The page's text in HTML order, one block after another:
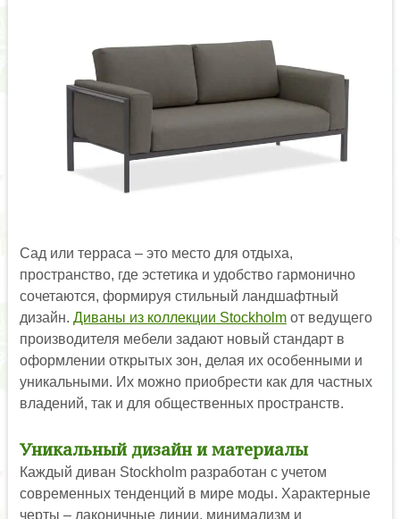
Сад или терраса – это место для отдыха,
пространство, где эстетика и удобство гармонично
сочетаются, формируя стильный ландшафтный
дизайн. Диваны из коллекции Stockholmот ведущего
производителя мебели задают новый стандарт в
оформлении открытых зон, делая их особенными и
уникальными. Их можно приобрести как для частных
владений, так и для общественных пространств.
Уникальный дизайн и материалы
Каждый диван Stockholm разработан с учетом
современных тенденций в мире моды. Характерные
черты – лаконичные линии, минимализм и